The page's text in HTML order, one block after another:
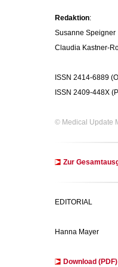
Redaktion:
Susanne Speigner
Claudia Kastner-
ISSN 2414-6889
ISSN 2409-448X
© Medical Update
Zur
EDITORIAL
Hanna Mayer
Download (PDF)